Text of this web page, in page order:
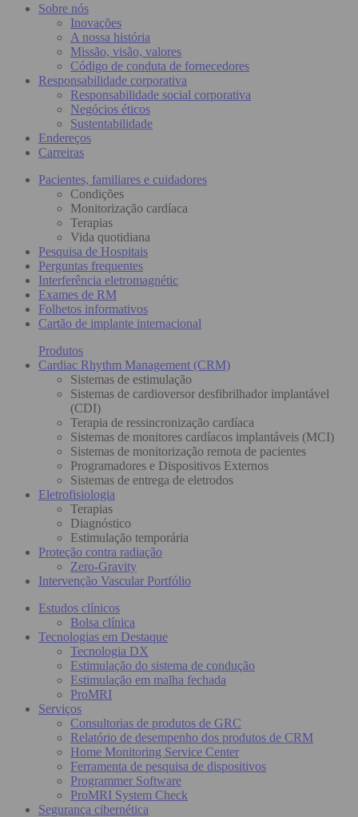
Sobre nós
Inovações
A nossa história
Missão, visão, valores
Código de conduta de fornecedores
Responsabilidade corporativa
Responsabilidade social corporativa
Negócios éticos
Sustentabilidade
Endereços
Carreiras
Pacientes, familiares e cuidadores
Condições
Monitorização cardíaca
Terapias
Vida quotidiana
Pesquisa de Hospitais
Perguntas frequentes
Interferência eletromagnétic
Exames de RM
Folhetos informativos
Cartão de implante internacional
Produtos
Cardiac Rhythm Management (CRM)
Sistemas de estimulação
Sistemas de cardioversor desfibrilhador implantável
(CDI)
Terapia de ressincronização cardíaca
Sistemas de monitores cardíacos implantáveis (MCI)
Sistemas de monitorização remota de pacientes
Programadores e Dispositivos Externos
Sistemas de entrega de eletrodos
Eletrofisiologia
Terapias
Diagnóstico
Estimulação temporária
Proteção contra radiação
Zero-Gravity
Intervenção Vascular Portfólio
Estudos clínicos
Bolsa clínica
Tecnologias em Destaque
Tecnologia DX
Estimulação do sistema de condução
Estimulação em malha fechada
ProMRI
Serviços
Consultorias de produtos de GRC
Relatório de desempenho dos produtos de CRM
Home Monitoring Service Center
Ferramenta de pesquisa de dispositivos
Programmer Software
ProMRI System Check
Segurança cibernética